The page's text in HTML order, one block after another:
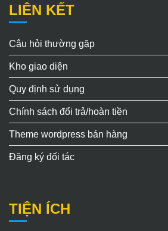
LIÊN KẾT
Câu hỏi thường gặp
Kho giao diện
Quy định sử dụng
Chính sách đổi trả/hoàn tiền
Theme wordpress bán hàng
Đăng ký đối tác
TIỆN ÍCH